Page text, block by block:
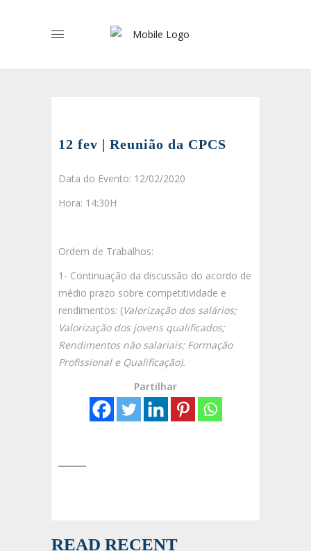
12 fev | Reunião da CPCS
Data do Evento: 12/02/2020
Hora: 14:30H
Ordem de Trabalhos:
1- Continuação da discussão do acordo de
médio prazo sobre competitividade e
rendimentos: (Valorização dos salários;
Valorização dos jovens qualificados;
Rendimentos não salariais; Formação
Profissional e Qualificação).
Partilhar
READ RECENT